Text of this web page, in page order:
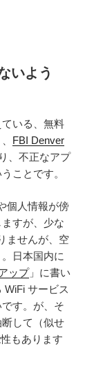
いよう
いる、無料
FBI Denver
、不正なアプ
ことです。
個人情報が傍
すが、少な
ませんが、空
日本国内に
ップ」に書い
サービス
す。が、そ
して（似せ
もあります